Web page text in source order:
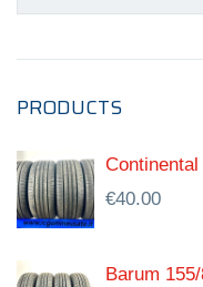
PRODUCTS
€40.00
Barum